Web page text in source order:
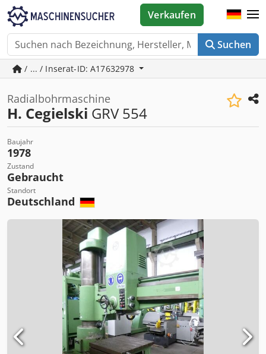
Suchen
Verkaufen
/ ... / Inserat-ID: A17632978
Radialbohrmaschine
H. Cegielski GRV 554
Baujahr
1978
Zustand
Gebraucht
Standort
Deutschland